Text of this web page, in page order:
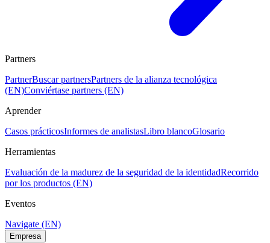
Partners
PartnerBuscar partnersPartners de la alianza tecnológica
(EN)Conviértase partners (EN)
Aprender
Casos prácticosInformes de analistasLibro blancoGlosario
Herramientas
Evaluación de la madurez de la seguridad de la identidadRecorrido
por los productos (EN)
Eventos
Navigate (EN)
Empresa